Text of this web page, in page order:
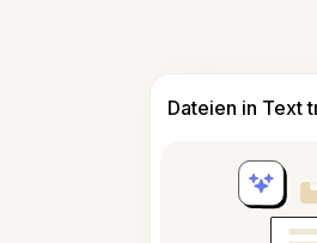
Dateien in Text